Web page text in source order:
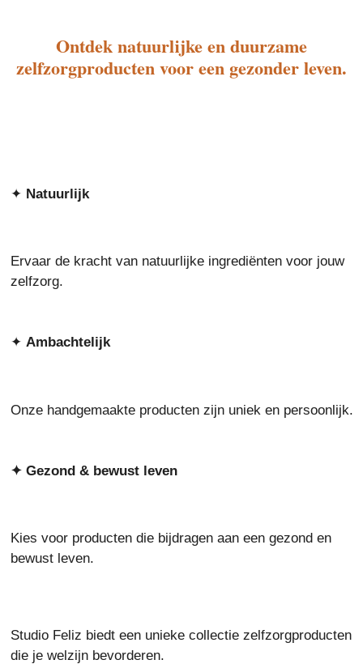
Ontdek natuurlijke en duurzame
zelfzorgproducten voor een gezonder leven.
✦ Natuurlijk
Ervaar de kracht van natuurlijke ingrediënten voor jouw
zelfzorg.
✦ Ambachtelijk
Onze handgemaakte producten zijn uniek en persoonlijk.
✦ Gezond & bewust leven
Kies voor producten die bijdragen aan een gezond en
bewust leven.
Studio Feliz biedt een unieke collectie zelfzorgproducten
die je welzijn bevorderen.